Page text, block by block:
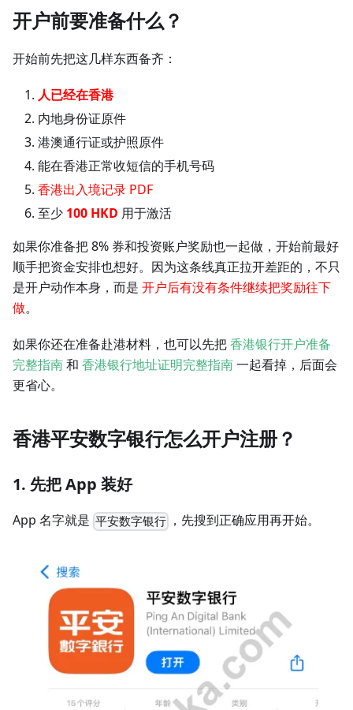
开户前要准备什么？
开始前先把这几样东西备齐：
人已经在香港
内地身份证原件
港澳通行证或护照原件
能在香港正常收短信的手机号码
香港出入境记录 PDF
至少 100 HKD 用于激活
如果你准备把 8% 券和投资账户奖励也一起做，开始前最好
顺手把资金安排也想好。因为这条线真正拉开差距的，不只
是开户动作本身，而是 开户后有没有条件继续把奖励往下
做。
如果你还在准备赴港材料，也可以先把香港银行开户准备
完整指南和 香港银行地址证明完整指南一起看掉，后面会
更省心。
香港平安数字银行怎么开户注册？
1. 先把 App 装好
App 名字就是 平安数字银行 ，先搜到正确应用再开始。